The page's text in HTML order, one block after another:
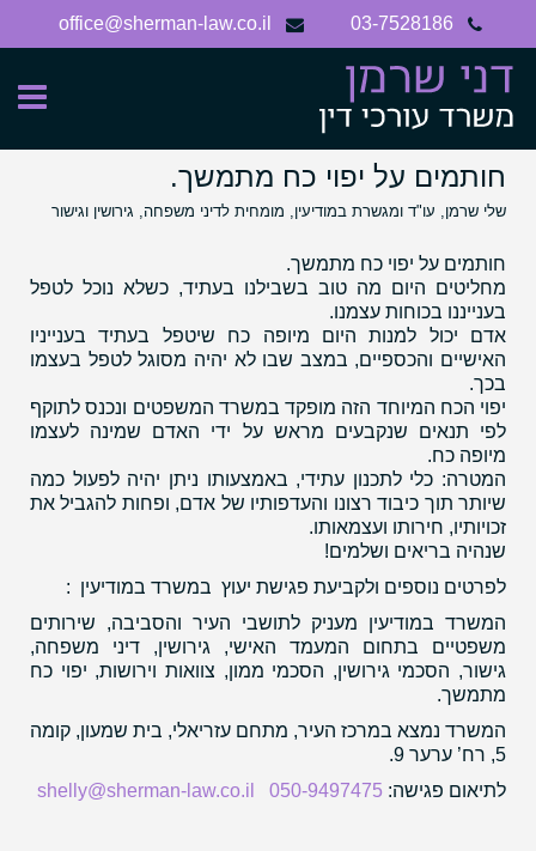
03-7528186
office@sherman-law.co.il
חותמים על יפוי כח מתמשך.
שלי שרמן, עו"ד ומגשרת במודיעין, מומחית לדיני משפחה, גירושין וגישור
חותמים על יפוי כח מתמשך.
מחליטים היום מה טוב בשבילנו בעתיד, כשלא נוכל לטפל
בענייננו בכוחות עצמנו.
אדם יכול למנות היום מיופה כח שיטפל בעתיד בענייניו
האישיים והכספיים, במצב שבו לא יהיה מסוגל לטפל בעצמו
בכך.
יפוי הכח המיוחד הזה מופקד במשרד המשפטים ונכנס לתוקף
לפי תנאים שנקבעים מראש על ידי האדם שמינה לעצמו
מיופה כח.
המטרה: כלי לתכנון עתידי, באמצעותו ניתן יהיה לפעול כמה
שיותר תוך כיבוד רצונו והעדפותיו של אדם, ופחות להגביל את
זכויותיו, חירותו ועצמאותו.
שנהיה בריאים ושלמים!
לפרטים נוספים ולקביעת פגישת יעוץ במשרד במודיעין :
המשרד במודיעין מעניק לתושבי העיר והסביבה, שירותים
משפטיים בתחום המעמד האישי, גירושין, דיני משפחה,
גישור, הסכמי גירושין, הסכמי ממון, צוואות וירושות, יפוי כח
מתמשך.
המשרד נמצא במרכז העיר, מתחם עזריאלי, בית שמעון, קומה
5, רח’ ערער 9.
לתיאום פגישה: 050-9497475